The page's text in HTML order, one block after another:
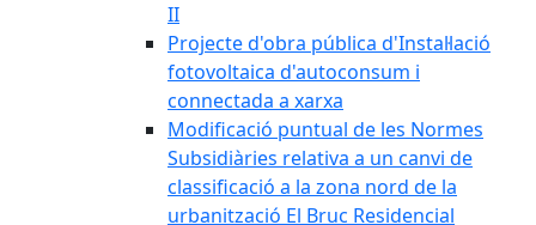
II
Projecte d'obra pública d'Instal·lació
fotovoltaica d'autoconsum i
connectada a xarxa
Modificació puntual de les Normes
Subsidiàries relativa a un canvi de
classificació a la zona nord de la
urbanització El Bruc Residencial